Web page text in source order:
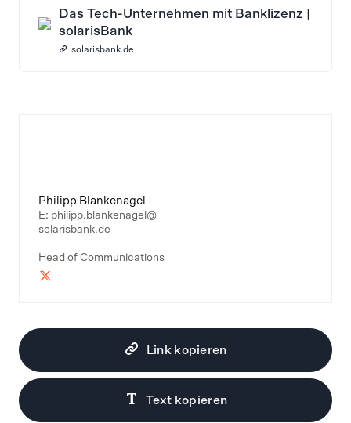
Das Tech-Unternehmen mit Banklizenz |
solarisBank
solarisbank.de
Philipp Blankenagel
E: philipp.blankenagel@
solarisbank.de
Head of Communications
Link kopieren
Text kopieren